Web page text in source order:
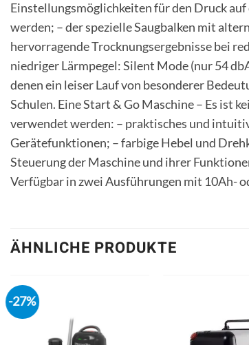
Einstellungsmöglichkeiten für den Druck
werden; – der spezielle Saugbalken mit
hervorragende Trocknungsergebnisse bei
niedriger Lärmpegel: Silent Mode (nur 54
denen ein leiser Lauf von besonderer
Schulen. Eine Start & Go Maschine – Es ist
verwendet werden: – praktisches und
Gerätefunktionen; – farbige Hebel und
Steuerung der Maschine und ihrer
Verfügbar in zwei Ausführungen mit 10Ah-
ÄHNLICHE PRODUKTE
-27%